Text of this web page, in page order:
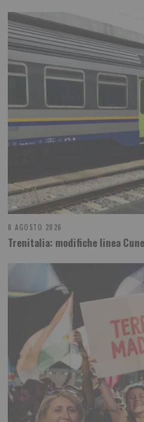
8 AGOSTO 2026
Trenitalia: modifiche linea